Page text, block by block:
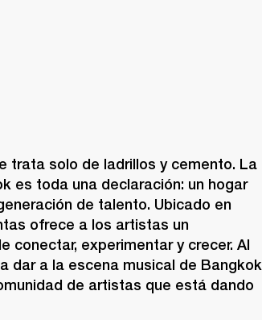
trata solo de ladrillos y cemento. La
es toda una declaración: un hogar
de talento. Ubicado en
ofrece a los artistas un
conectar, experimentar y crecer. Al
dar a la escena musical de Bangkok
de artistas que está dando